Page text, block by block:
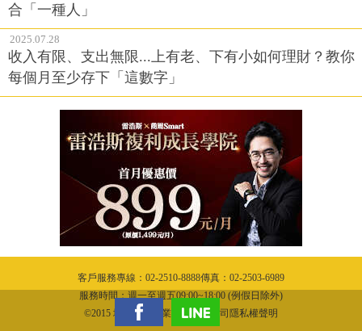
合「一種人」
2025.07.28
收入有限、支出無限...上有老、下有小如何理財？教你
每個月至少存下「這數字」
客戶服務專線：02-2510-8888傳真：02-2503-6989
服務時間：週一至週五09:00~18:00 (例假日除外)
©2015 城邦文化事業股份有限公司隱私權聲明